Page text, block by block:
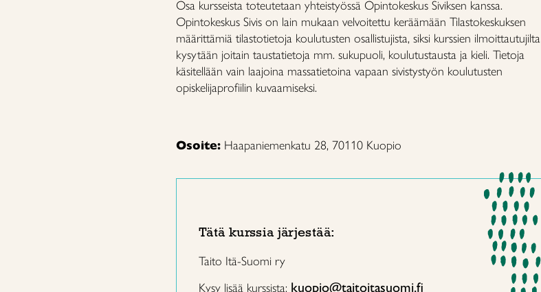
Osa kursseista toteutetaan yhteistyössä Opintokeskus Siviksen kanssa.
Opintokeskus Sivis on lain mukaan velvoitettu keräämään Tilastokeskuksen
määrittämiä tilastotietoja koulutusten osallistujista, siksi kurssien ilmoittautujilta
kysytään joitain taustatietoja mm. sukupuoli, koulutustausta ja kieli. Tietoja
käsitellään vain laajoina massatietoina vapaan sivistystyön koulutusten
opiskelijaprofiilin kuvaamiseksi.
Osoite: Haapaniemenkatu 28, 70110 Kuopio
Tätä kurssia järjestää:
Taito Itä-Suomi ry
Kysy lisää kurssista: kuopio@taitoitasuomi.fi